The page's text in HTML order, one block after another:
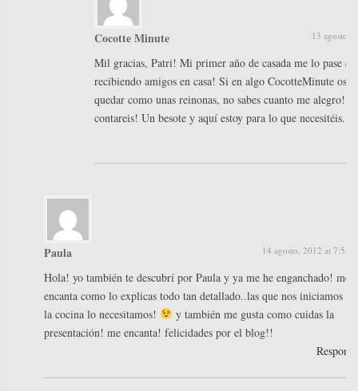
Cocotte Minute 13 agosto,
Mil gracias, Patri! Mi primer año de casada me lo pase
recibiendo amigos en casa! Si en algo CocotteMinute os
quedar como unas reinonas, no sabes cuanto me alegro!
contareis! Un besote y aquí estoy para lo que necesitéis.
Paula 14 agosto, 2012 at 7:54
Hola! yo también te descubrí por Paula y ya me he enganchado! me
encanta como lo explicas todo tan detallado..las que nos iniciamos en
la cocina lo necesitamos!
y también me gusta como cuidas la
presentación! me encanta! felicidades por el blog!!